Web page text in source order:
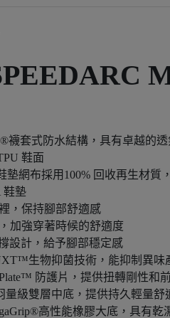
襪套式防水結構，具有卓越的
鞋面
墊網布採用100% 回收再生材
鞋墊
，保持腳部舒適感
加強穿著時候的舒適度
設計，給予腳部穩定感
生物抑菌技術，能抑制異味
防護片，提供扭轉剛性和
量級雙層中底，提供持久輕量舒
高性能橡膠大底，具有